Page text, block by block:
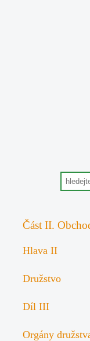
Část II.
Hlava II
Družstvo
Díl III
Orgány